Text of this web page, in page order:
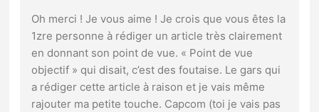
Oh merci ! Je vous aime ! Je crois que vous êtes la
1zre personne à rédiger un article très clairement
en donnant son point de vue. « Point de vue
objectif » qui disait, c’est des foutaise. Le gars qui
a rédiger cette article à raison et je vais même
rajouter ma petite touche. Capcom (toi je vais pas